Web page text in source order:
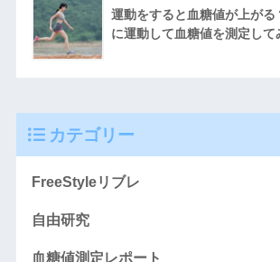
運動をすると血糖値が上がる
に運動して血糖値を測定して
カテゴリー
FreeStyleリブレ
自由研究
血糖値測定レポート